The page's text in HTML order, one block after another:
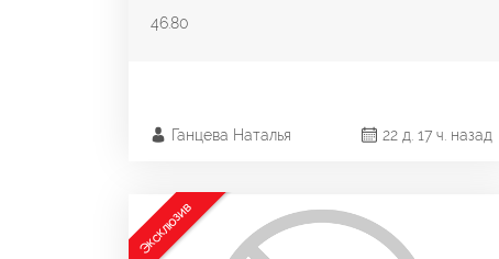
46.80
22 д. 17 ч. назад
Ганцева Наталья
Эксклюзив